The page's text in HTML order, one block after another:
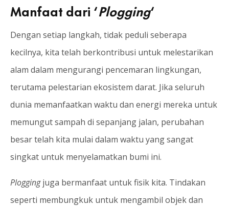
Manfaat dari ‘Plogging‘
Dengan setiap langkah, tidak peduli seberapa
kecilnya, kita telah berkontribusi untuk melestarikan
alam dalam mengurangi pencemaran lingkungan,
terutama pelestarian ekosistem darat. Jika seluruh
dunia memanfaatkan waktu dan energi mereka untuk
memungut sampah di sepanjang jalan, perubahan
besar telah kita mulai dalam waktu yang sangat
singkat untuk menyelamatkan bumi ini.
Ploggingjuga bermanfaat untuk fisik kita. Tindakan
seperti membungkuk untuk mengambil objek dan